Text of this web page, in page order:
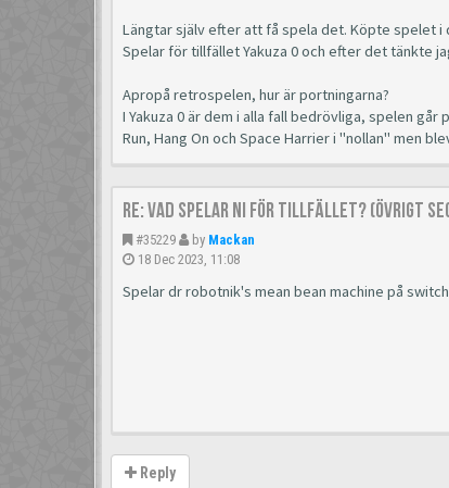
Längtar själv efter att få spela det. Köpte spelet
Spelar för tillfället Yakuza 0 och efter det tänkte
Apropå retrospelen, hur är portningarna?
I Yakuza 0 är dem i alla fall bedrövliga, spelen
Run, Hang On och Space Harrier i "nollan" men
Re: Vad spelar ni för tillfället? (Övrigt
#35229 by Mackan
18 Dec 2023, 11:08
Spelar dr robotnik's mean bean machine på
Reply